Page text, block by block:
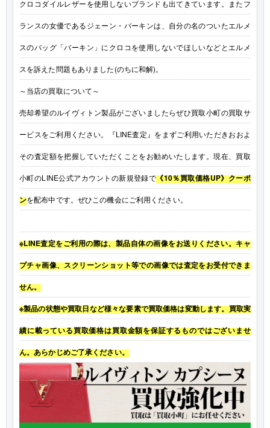
クロコダイルレザーを使用しないブランドも出てきています。またフ
ランスの女優であるジェーン・バーキンは、自分の名のついたエルメ
スのバッグ「バーキン」にクロコを使用しないでほしいなどとエルメ
スを訴えた問題もありました(のちに和解)。
～当店の買取について～
売却希望のルイヴィトン製品がございましたらぜひ買取小町の買取サ
ービスをご利用ください。『LINE査定』をまずご利用いただきおおよ
その査定額を把握していただくことをお勧めいたします。現在、買取
小町のLINE公式アカウントの新規登録で《10％買取価格UP》クーポ
ンを配布中です。ぜひこの機会にご利用ください。
※LINE査定をご利用の際は、製品自体の画像をお送りください。キャ
プチャ画像、スクリーンショット等での画像では査定をお受付できま
せん。
※製品の状態や買取日など様々な要素で買取価格は変動します。買取実
績に載っている買取価格は買取金額を保証するものではございませ
ん。あらかじめご了承ください。